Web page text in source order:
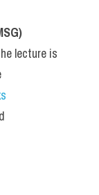
lecture is